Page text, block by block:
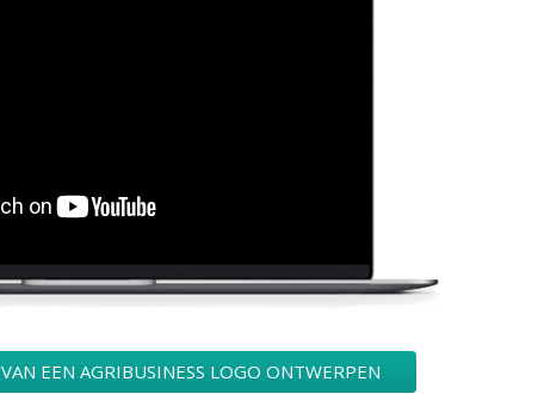
EEN AGRIBUSINESS LOGO ONTWERPEN